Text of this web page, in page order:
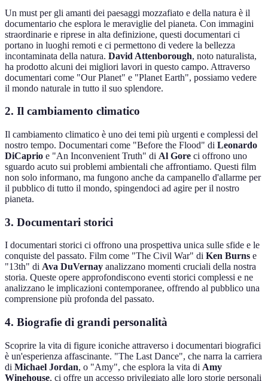
Un must per gli amanti dei paesaggi mozzafiato e della natura è il
documentario che esplora le meraviglie del pianeta. Con immagini
straordinarie e riprese in alta definizione, questi documentari ci
portano in luoghi remoti e ci permettono di vedere la bellezza
incontaminata della natura. David Attenborough, noto naturalista,
ha prodotto alcuni dei migliori lavori in questo campo. Attraverso
documentari come "Our Planet" e "Planet Earth", possiamo vedere
il mondo naturale in tutto il suo splendore.
2. Il cambiamento climatico
Il cambiamento climatico è uno dei temi più urgenti e complessi del
nostro tempo. Documentari come "Before the Flood" di Leonardo
DiCaprio e "An Inconvenient Truth" di Al Gore ci offrono uno
sguardo acuto sui problemi ambientali che affrontiamo. Questi film
non solo informano, ma fungono anche da campanello d'allarme per
il pubblico di tutto il mondo, spingendoci ad agire per il nostro
pianeta.
3. Documentari storici
I documentari storici ci offrono una prospettiva unica sulle sfide e le
conquiste del passato. Film come "The Civil War" di Ken Burns e
"13th" di Ava DuVernay analizzano momenti cruciali della nostra
storia. Queste opere approfondiscono eventi storici complessi e ne
analizzano le implicazioni contemporanee, offrendo al pubblico una
comprensione più profonda del passato.
4. Biografie di grandi personalità
Scoprire la vita di figure iconiche attraverso i documentari biografici
è un'esperienza affascinante. "The Last Dance", che narra la carriera
di Michael Jordan, o "Amy", che esplora la vita di Amy
Winehouse, ci offre un accesso privilegiato alle loro storie personali